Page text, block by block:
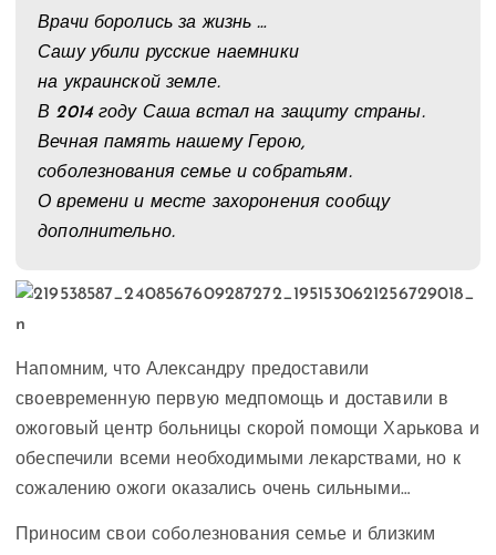
Врачи боролись за жизнь …
Сашу убили русские наемники
на украинской земле.
В 2014 году Саша встал на защиту страны.
Вечная память нашему Герою,
соболезнования семье и собратьям.
О времени и месте захоронения сообщу
дополнительно.
Напомним, что Александру предоставили
своевременную первую медпомощь и доставили в
ожоговый центр больницы скорой помощи Харькова и
обеспечили всеми необходимыми лекарствами, но к
сожалению ожоги оказались очень сильными…
Приносим свои соболезнования семье и близким